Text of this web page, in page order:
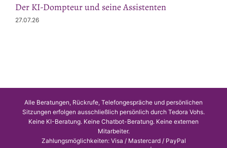
Der KI-Dompteur und seine Assistenten
27.07.26
Alle Beratungen, Rückrufe, Telefongespräche und persönlichen
Sitzungen erfolgen ausschließlich persönlich durch Tedora Vohs.
Keine KI-Beratung. Keine Chatbot-Beratung. Keine externen
Mitarbeiter.
Zahlungsmöglichkeiten: Visa / Mastercard / PayPal